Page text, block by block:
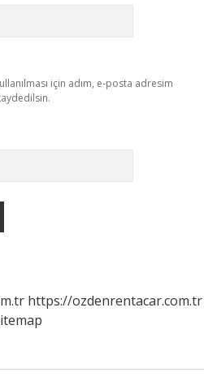
için adım, e-posta adresim
https://ozdenrentacar.com.tr